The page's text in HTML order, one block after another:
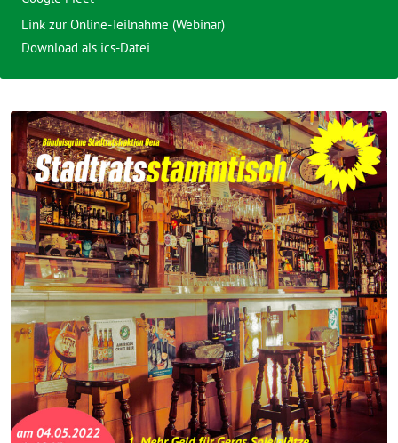
Link zur Online-Teilnahme (Webinar)
Download als ics-Datei